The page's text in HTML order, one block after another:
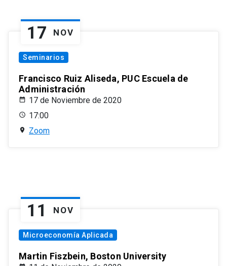
17 NOV
Seminarios
Francisco Ruiz Aliseda, PUC Escuela de
Administración
17 de Noviembre de 2020
17:00
Zoom
11 NOV
Microeconomía Aplicada
Martin Fiszbein, Boston University